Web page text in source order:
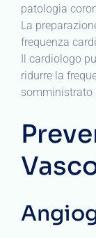
patologia
La
frequenza
Il cardiologo
ridurre la
somministrato